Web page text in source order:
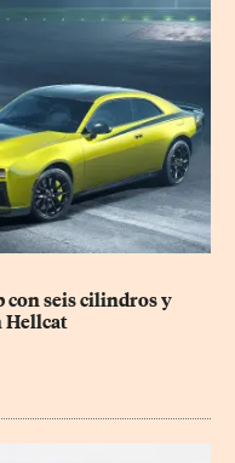
con seis cilindros y
Hellcat